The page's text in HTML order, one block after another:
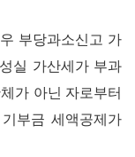
부당과소신고 가
실 가산세가 부과
가 아닌 자로부터
부금 세액공제가